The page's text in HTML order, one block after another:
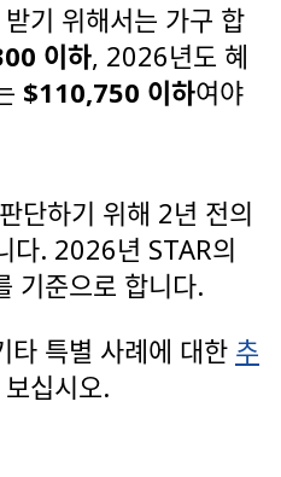
기 위해서는 가구 합
이하, 2026년도 혜
$110,750 이하여야
단하기 위해 2년 전의
다. 2026년 STAR의
기준으로 합니다.
타 특별 사례에 대한 추
십시오.